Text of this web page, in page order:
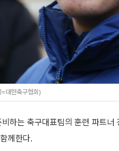
대한축구협회)
하는 축구대표팀의 훈련 파트너
께한다.